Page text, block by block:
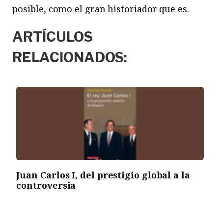
posible, como el gran historiador que es.
ARTÍCULOS
RELACIONADOS:
Juan Carlos I, del prestigio global a la
controversia